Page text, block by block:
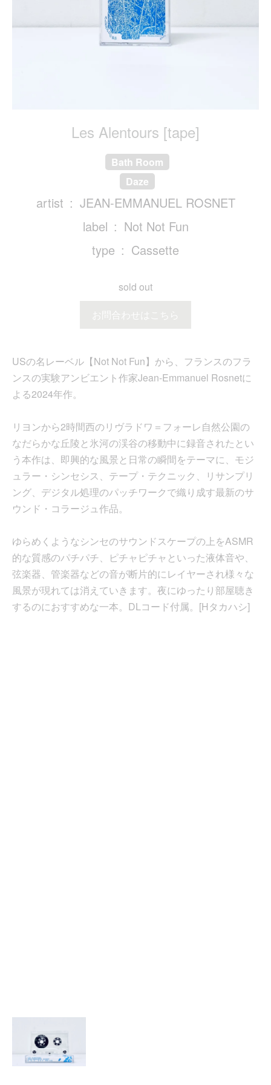
Les Alentours [tape]
Bath Room
Daze
artist
JEAN-EMMANUEL ROSNET
label
Not Not Fun
type
Cassette
sold out
お問合わせはこちら
USの名レーベル【Not Not Fun】から、フランスのフラ
ンスの実験アンビエント作家Jean-Emmanuel Rosnetに
よる2024年作。
リヨンから2時間西のリヴラドワ＝フォーレ自然公園の
なだらかな丘陵と氷河の渓谷の移動中に録音されたとい
う本作は、即興的な風景と日常の瞬間をテーマに、モジ
ュラー・シンセシス、テープ・テクニック、リサンプリ
ング、デジタル処理のパッチワークで織り成す最新のサ
ウンド・コラージュ作品。
ゆらめくようなシンセのサウンドスケープの上をASMR
的な質感のパチパチ、ピチャピチャといった液体音や、
弦楽器、管楽器などの音が断片的にレイヤーされ様々な
風景が現れては消えていきます。夜にゆったり部屋聴き
するのにおすすめな一本。DLコード付属。[Hタカハシ]